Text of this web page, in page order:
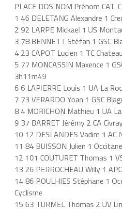
PLACE DOS NOM Prénom CAT.
1 46 DELETANG Alexandre 1
2 92 LARPE Mickael 1 US
3 78 BENNETT Stéfan 1 GSC
4 23 CAPOT Lucien 1 TC
5 77 MONCASSIN Maxence 1
3h11m49
6 6 LAPIERRE Louis 1 UA La
7 73 VERARDO Yoan 1 GSC
8 4 MORICHON Mathieu 1 UA
9 37 BARRET Jérémy 2 CA
10 12 DESLANDES Vadim 1 AC
11 84 BUISSON Julien 1
12 101 COUTURET Thomas 1
13 26 PERROCHEAU Willy 1
14 86 POULHIES Stéphane 1
Cyclisme
15 63 TURMEL Thomas 2 UV